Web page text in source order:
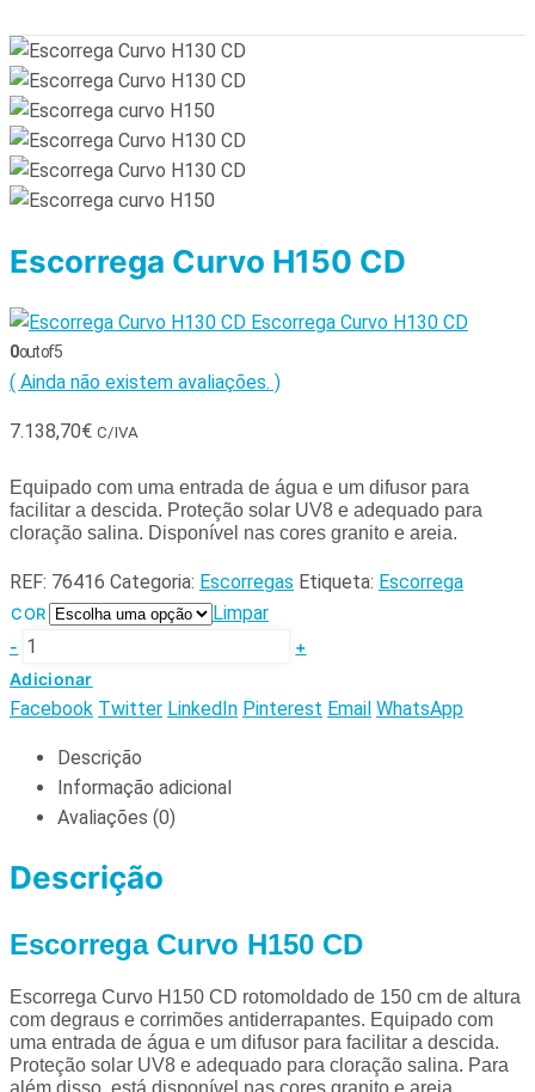
Escorrega Curvo H150 CD
Escorrega Curvo H130 CD
0out of 5
( Ainda não existem avaliações. )
7.138,70€ C/IVA
Equipado com uma entrada de água e um difusor para
facilitar a descida. Proteção solar UV8 e adequado para
cloração salina. Disponível nas cores granito e areia.
REF: 76416 Categoria: Escorregas Etiqueta: Escorrega
COR Limpar
-
+
Adicionar
Facebook Twitter LinkedIn Pinterest Email WhatsApp
Descrição
Informação adicional
Avaliações (0)
Descrição
Escorrega Curvo H150 CD
Escorrega Curvo H150 CD rotomoldado de 150 cm de altura
com degraus e corrimões antiderrapantes. Equipado com
uma entrada de água e um difusor para facilitar a descida.
Proteção solar UV8 e adequado para cloração salina. Para